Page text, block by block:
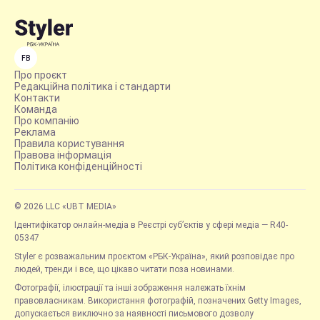
FB
Про проєкт
Редакційна політика і стандарти
Контакти
Команда
Про компанію
Реклама
Правила користування
Правова інформація
Політика конфіденційності
© 2026 LLC «UBT MEDIA»
Ідентифікатор онлайн-медіа в Реєстрі суб’єктів у сфері медіа — R40-
05347
Styler є розважальним проєктом «РБК-Україна», який розповідає про
людей, тренди і все, що цікаво читати поза новинами.
Фотографії, ілюстрації та інші зображення належать їхнім
правовласникам. Використання фотографій, позначених Getty Images,
допускається виключно за наявності письмового дозволу